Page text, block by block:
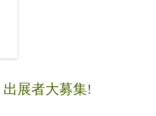
出展者大募集!